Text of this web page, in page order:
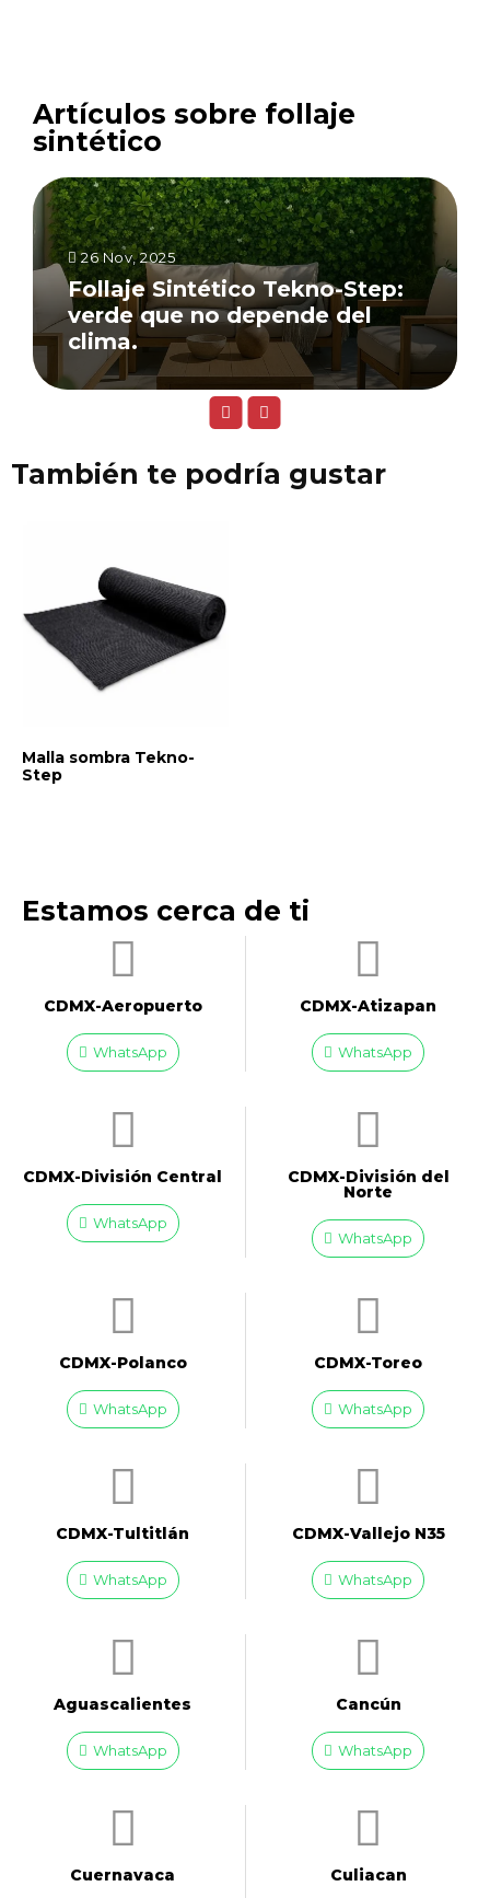
Artículos sobre follaje
sintético
26 Nov, 2025
Follaje Sintético Tekno-Step:
verde que no depende del
clima.
También te podría gustar
Malla sombra Tekno-
Step
Estamos cerca de ti
CDMX-Aeropuerto​
WhatsApp
CDMX-Atizapan
WhatsApp
CDMX-División Central
WhatsApp
CDMX-División del
Norte
WhatsApp
CDMX-Polanco
WhatsApp
CDMX-Toreo
WhatsApp
CDMX-Tultitlán
WhatsApp
CDMX-Vallejo N35
WhatsApp
Aguascalientes
WhatsApp
Cancún
WhatsApp
Cuernavaca Culiacan